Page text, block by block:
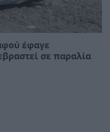
έφαγε
σε παραλία